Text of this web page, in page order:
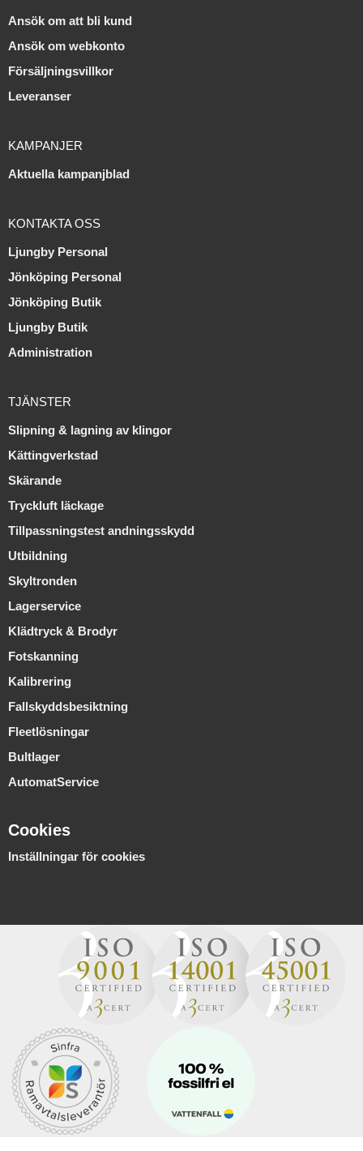
Ansök om att bli kund
Ansök om webkonto
Försäljningsvillkor
Leveranser
KAMPANJER
Aktuella kampanjblad
KONTAKTA OSS
Ljungby Personal
Jönköping Personal
Jönköping Butik
Ljungby Butik
Administration
TJÄNSTER
Slipning & lagning av klingor
Kättingverkstad
Skärande
Tryckluft läckage
Tillpassningstest andningsskydd
Utbildning
Skyltronden
Lagerservice
Klädtryck & Brodyr
Fotskanning
Kalibrering
Fallskyddsbesiktning
Fleetlösningar
Bultlager
AutomatService
Cookies
Inställningar för cookies